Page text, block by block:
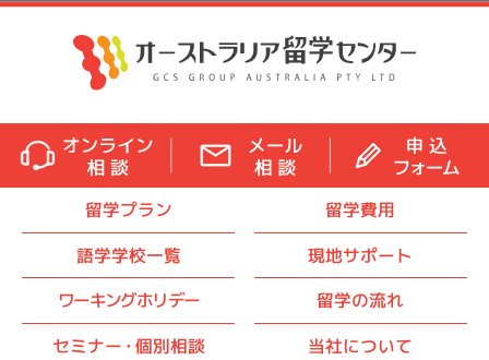
留学プラン
留学費用
語学学校一覧
現地サポート
ワーキングホリデー
留学の流れ
セミナー・ 個別相談 当社について